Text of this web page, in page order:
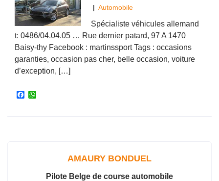
| Automobile
Spécialiste véhicules allemand
t: 0486/04.04.05 … Rue dernier patard, 97 A 1470
Baisy-thy Facebook : martinssport Tags : occasions
garanties, occasion pas cher, belle occasion, voiture
d’exception, […]
F
AMAURY BONDUEL
Pilote Belge de course automobile